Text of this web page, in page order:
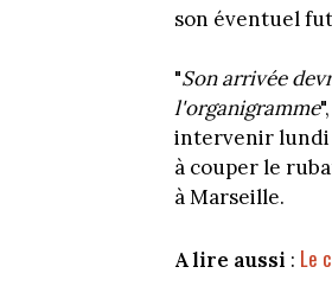
son éventuel
"Son arrivée
l'organigramme
intervenir lundi
à couper le
à Marseille.
A lire aussi : Le